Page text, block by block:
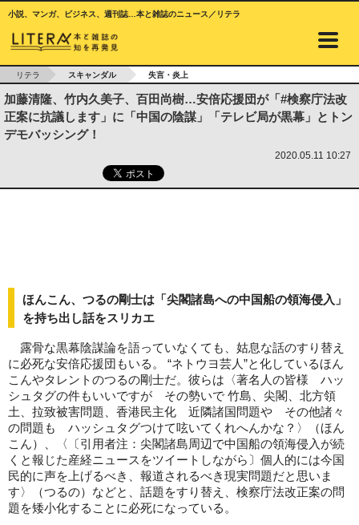
小説、マンガ、ビジネス、週刊誌…本と雑誌のニュース／リテラ
リテラ スキャンダル 失言・炎上
加藤清隆、竹内久美子、百田尚樹…安倍応援団が「#検察庁法改
正案に抗議します」に「中国の陰謀」「テレビ局が黒幕」とトン
デモバッシング！
2020.05.11 10:27
ほんこん、つるの剛士は「尖閣諸島への中国船の領海侵入」
を持ち出し話をスリカエ
露骨な黒幕陰謀論を語っていなくても、姑息な話のすり替え
に必死な安倍応援団もいる。 “ネトウヨ芸人”と化しているほん
こんやタレントのつるの剛士だ。彼らは〈著名人の皆様 ハッ
シュタグの件もいいですが その勢いで 竹島、尖閣、北方領
土、拉致被害問題、香港民主化 近隣諸国問題や その他諸々
の問題も ハッシュタグつけて呟いてくれへんかな？〉（ほん
こん）、〈〔引用者注：尖閣諸島周辺で中国船の領海侵入が続
くと報じた産経ニュースをツイートしながら〕個人的には今国
民的に声を上げるべき、報道されるべき現実問題だと思いま
す〉（つるの）などと、話題をすり替え、検察庁法改正案の問
題を矮小化することに必死になっている。